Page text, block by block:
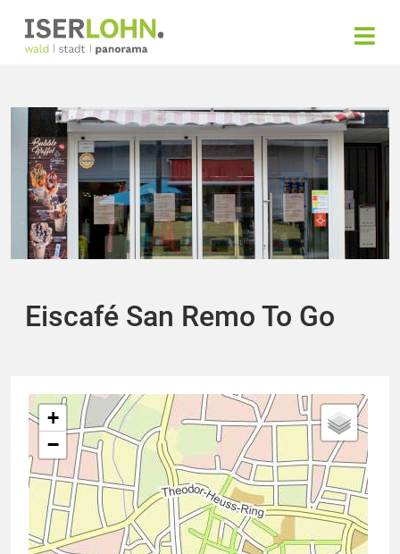
Eiscafé San Remo To Go
+
−